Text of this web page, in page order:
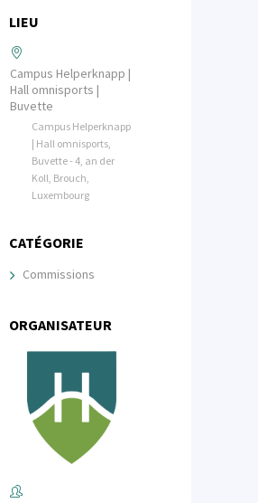
LIEU
Campus Helperknapp |
Hall omnisports |
Buvette
Campus Helperknapp
| Hall omnisports,
Buvette - 4, an der
Koll, Brouch,
Luxembourg
CATÉGORIE
Commissions
ORGANISATEUR